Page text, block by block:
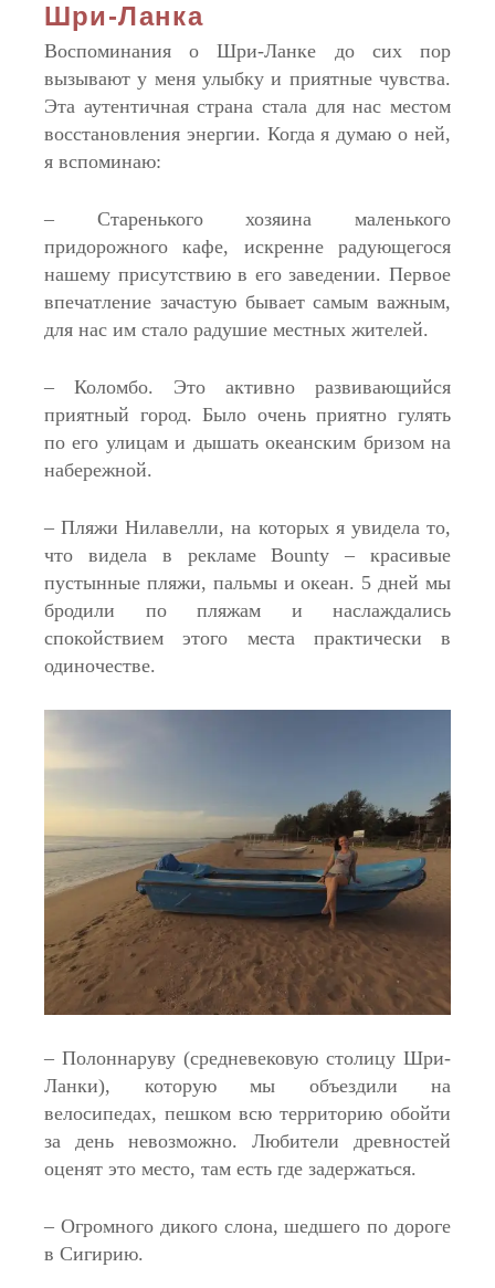
Шри-Ланка
Воспоминания о Шри-Ланке до сих пор
вызывают у меня улыбку и приятные чувства.
Эта аутентичная страна стала для нас местом
восстановления энергии. Когда я думаю о ней,
я вспоминаю:
– Старенького хозяина маленького
придорожного кафе, искренне радующегося
нашему присутствию в его заведении. Первое
впечатление зачастую бывает самым важным,
для нас им стало радушие местных жителей.
– Коломбо. Это активно развивающийся
приятный город. Было очень приятно гулять
по его улицам и дышать океанским бризом на
набережной.
– Пляжи Нилавелли, на которых я увидела то,
что видела в рекламе Bounty – красивые
пустынные пляжи, пальмы и океан. 5 дней мы
бродили по пляжам и наслаждались
спокойствием этого места практически в
одиночестве.
– Полоннаруву (средневековую столицу Шри-
Ланки), которую мы объездили на
велосипедах, пешком всю территорию обойти
за день невозможно. Любители древностей
оценят это место, там есть где задержаться.
– Огромного дикого слона, шедшего по дороге
в Сигирию.